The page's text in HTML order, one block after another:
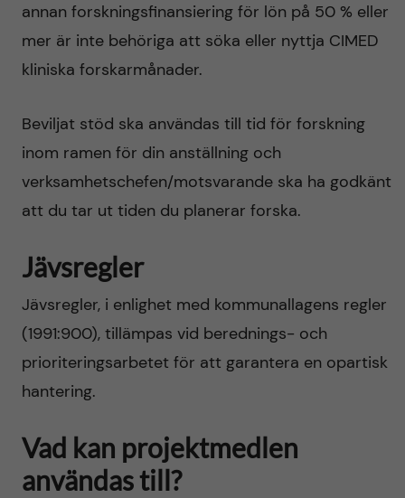
annan forskningsfinansiering för lön på 50 % eller
mer är inte behöriga att söka eller nyttja CIMED
kliniska forskarmånader.
Beviljat stöd ska användas till tid för forskning
inom ramen för din anställning och
verksamhetschefen/motsvarande ska ha godkänt
att du tar ut tiden du planerar forska.
Jävsregler
Jävsregler, i enlighet med kommunallagens regler
(1991:900), tillämpas vid berednings- och
prioriteringsarbetet för att garantera en opartisk
hantering.
Vad kan projektmedlen
användas till?